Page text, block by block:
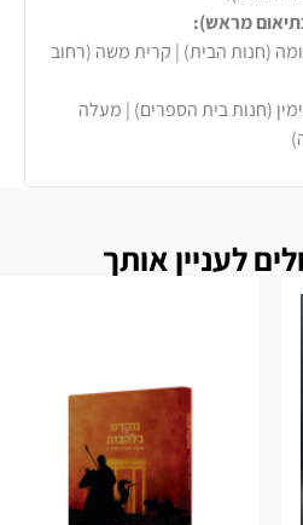
מראש):
(חנות הבית) | קרית משה (רחוב
(חנות בית הספרים) | מעלה
לעניין אותך